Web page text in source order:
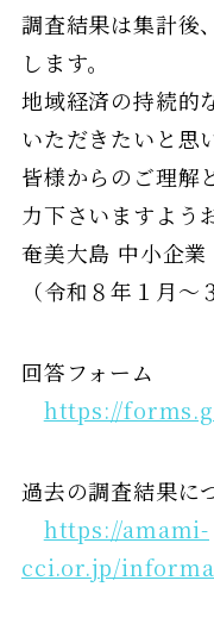
調査結果は集計後
します。
地域経済の持続的
いただきたいと思
皆様からのご理解
力下さいますよう
奄美大島 中小企
（令和８年１月～
回答フォーム
https://
過去の調査結果に
https://amami-
cci.or.jp/